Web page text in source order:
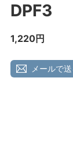
DPF3
1,220円
メールで送